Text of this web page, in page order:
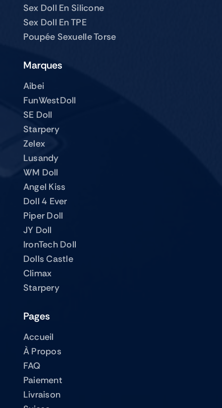
Sex Doll En Silicone
Sex Doll En TPE
Poupée Sexuelle Torse
Marques
Aibei
FunWestDoll
SE Doll
Starpery
Zelex
Lusandy
WM Doll
Angel Kiss
Doll 4 Ever
Piper Doll
JY Doll
IronTech Doll
Dolls Castle
Climax
Starpery
Pages
Accueil
À Propos
FAQ
Paiement
Livraison